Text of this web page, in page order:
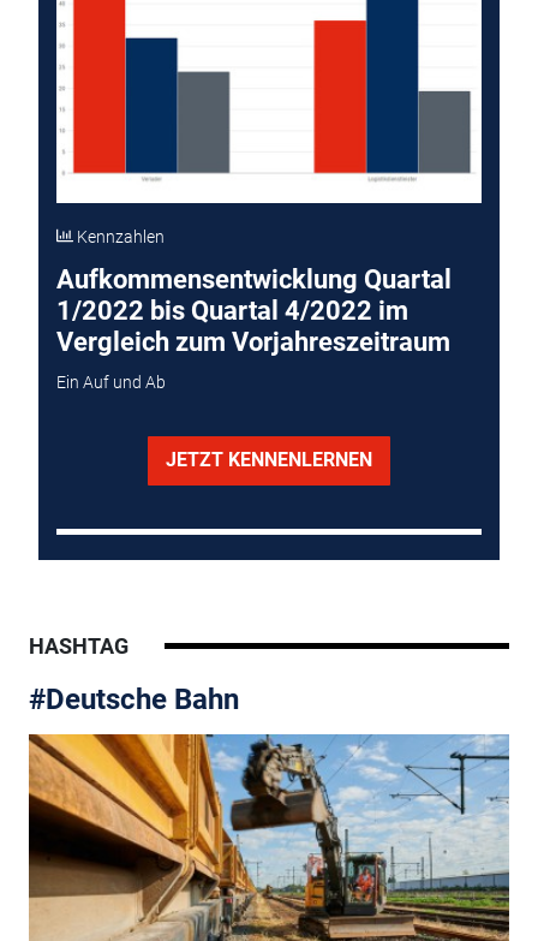
Kennzahlen
Aufkommensentwicklung Quartal
1/2022 bis Quartal 4/2022 im
Vergleich zum Vorjahreszeitraum
Ein Auf und Ab
JETZT KENNENLERNEN
HASHTAG
#Deutsche Bahn